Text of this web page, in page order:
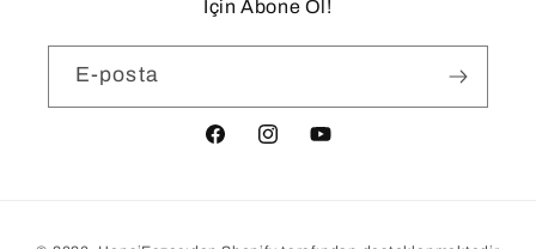
İçin Abone Ol!
E-posta
FacebookInstagramYouTube